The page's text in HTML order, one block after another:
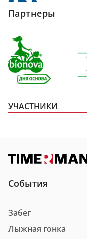
Партнеры
УЧАСТНИКИ
Номер
События
Забег
Лыжная гонка